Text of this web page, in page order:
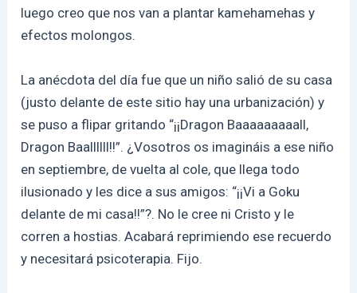
luego creo que nos van a plantar kamehamehas y
efectos molongos.
La anécdota del día fue que un niño salió de su casa
(justo delante de este sitio hay una urbanización) y
se puso a flipar gritando “¡¡Dragon Baaaaaaaaall,
Dragon Baallllll!!”. ¿Vosotros os imagináis a ese niño
en septiembre, de vuelta al cole, que llega todo
ilusionado y les dice a sus amigos: “¡¡Vi a Goku
delante de mi casa!!”?. No le cree ni Cristo y le
corren a hostias. Acabará reprimiendo ese recuerdo
y necesitará psicoterapia. Fijo.